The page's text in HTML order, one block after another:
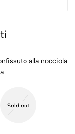
Sold out